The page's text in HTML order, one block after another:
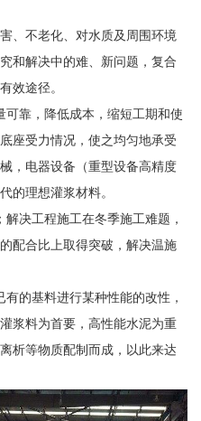
、不老化、对水质及周围环境
和解决中的难、新问题，复合
效途径。
可靠，降低成本，缩短工期和使
座受力情况，使之均匀地承受
，电器设备（重型设备高精度
的理想灌浆材料。
决工程施工在冬季施工难题，
配合比上取得突破，解决温施
的基料进行某种性能的改性，
浆料为首要，高性能水泥为重
析等物质配制而成，以此来达